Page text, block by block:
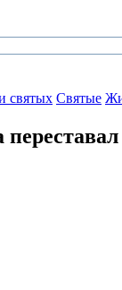
святых Святые